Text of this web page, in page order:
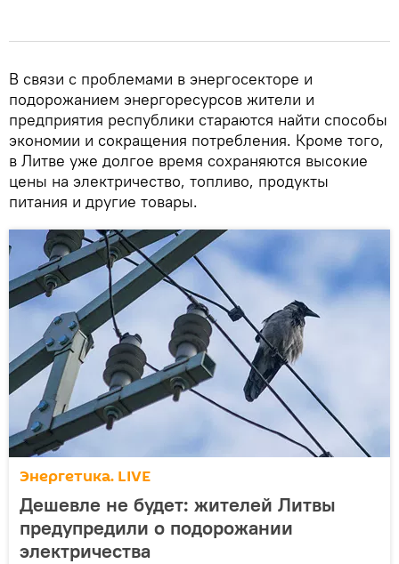
В связи с проблемами в энергосекторе и
подорожанием энергоресурсов жители и
предприятия республики стараются найти способы
экономии и сокращения потребления. Кроме того,
в Литве уже долгое время сохраняются высокие
цены на электричество, топливо, продукты
питания и другие товары.
Энергетика. LIVE
Дешевле не будет: жителей Литвы
предупредили о подорожании
электричества